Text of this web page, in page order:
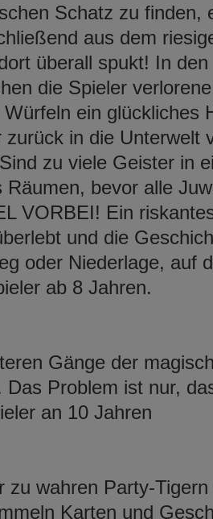
Schatz zu finden,
aus dem
überall spukt! In den
die Spieler
ein glückliches
in die Unterwelt
zu viele Geister in
bevor alle
VORBEI! Ein
und die
oder Niederlage, auf
ab 8 Jahren.
Gänge der
Problem ist nur,
an 10 Jahren
zu wahren Party-
Karten und